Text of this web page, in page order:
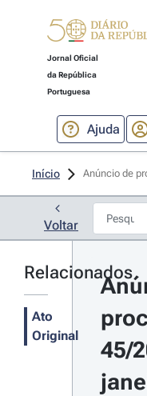
Jornal Oficial
da República
Portuguesa
Ajuda
Início Anúncio de
Voltar
Relacionados
Ato
Original
45/